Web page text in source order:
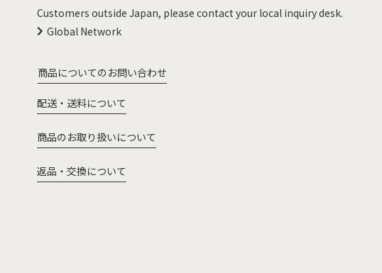
Customers outside Japan, please contact your local inquiry desk.
Global Network
商品についてのお問い合わせ
配送・送料について
商品のお取り扱いについて
返品・交換について